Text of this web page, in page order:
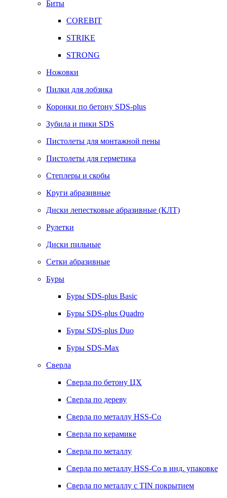
Биты
COREBIT
STRIKE
STRONG
Ножовки
Пилки для лобзика
Коронки по бетону SDS-plus
Зубила и пики SDS
Пистолеты для монтажной пены
Пистолеты для герметика
Степлеры и скобы
Круги абразивные
Диски лепестковые абразивные (КЛТ)
Рулетки
Диски пильные
Сетки абразивные
Буры
Буры SDS-plus Basic
Буры SDS-plus Quadro
Буры SDS-plus Duo
Буры SDS-Max
Сверла
Сверла по бетону ЦХ
Сверла по дереву
Сверла по металлу HSS-Co
Сверла по керамике
Сверла по металлу
Сверла по металлу HSS-Co в инд. упаковке
Сверла по металлу с TIN покрытием